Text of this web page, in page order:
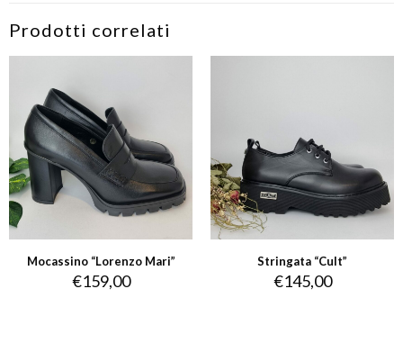
Prodotti correlati
Mocassino “Lorenzo Mari”
€159,00
Stringata “Cult”
€145,00